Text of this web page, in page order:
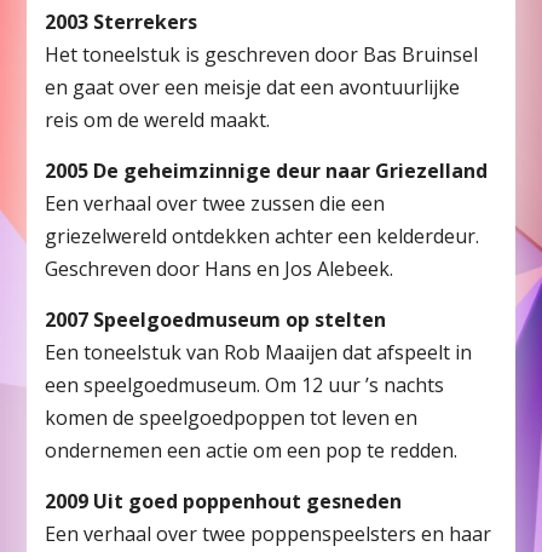
2003 Sterrekers
Het toneelstuk is geschreven door Bas Bruinsel
en gaat over een meisje dat een avontuurlijke
reis om de wereld maakt.
2005 De geheimzinnige deur naar Griezelland
Een verhaal over twee zussen die een
griezelwereld ontdekken achter een kelderdeur.
Geschreven door Hans en Jos Alebeek.
2007 Speelgoedmuseum op stelten
Een toneelstuk van Rob Maaijen dat afspeelt in
een speelgoedmuseum. Om 12 uur ’s nachts
komen de speelgoedpoppen tot leven en
ondernemen een actie om een pop te redden.
2009 Uit goed poppenhout gesneden
Een verhaal over twee poppenspeelsters en haar